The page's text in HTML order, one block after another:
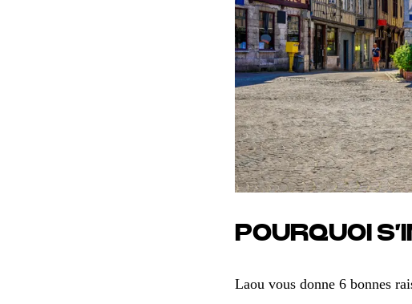
POURQUOI
Laou vous donne 6 bonnes